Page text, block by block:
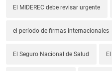
El MIDEREC debe revisar urgente
el período de firmas internacionales
El Seguro Nacional de Salud